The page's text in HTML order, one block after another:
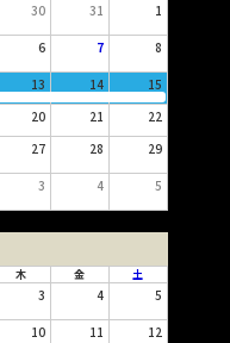
30 31 1
6 7 8
13 14 15
20 21 22
27 28 29
3 4 5
木 金 土
3 4 5
10 11 12